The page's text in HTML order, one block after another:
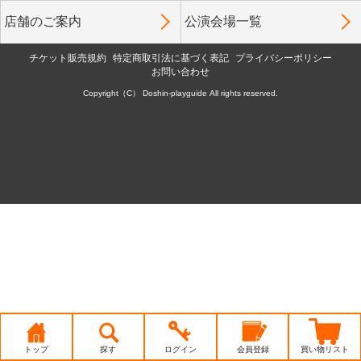
店舗のご案内 公演会場一覧
チケット販売規約 特定商取引法に基づく表記
プライバシーポリシー
お問い合わせ
Copyright（C） Doshin-playguide All rights reserved.
トップ 探す ログイン 会員登録 買い物リスト